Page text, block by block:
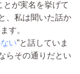
が実名を挙げて
、私は聞いた話か
す。
い”と話していま
らその通りだとい